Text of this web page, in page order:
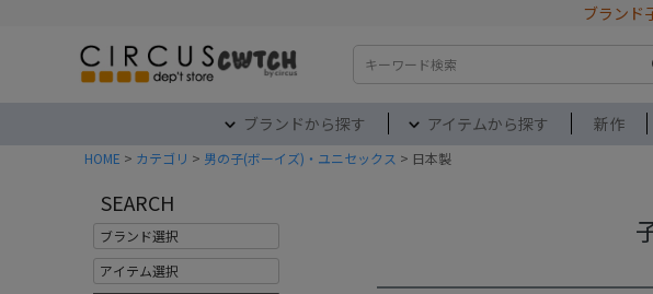
ブランド
検索
ブランドから探す アイテムから探す 新作
HOME カテゴリ 男の子(ボーイズ)・ユニセックス 日本製
SEARCH